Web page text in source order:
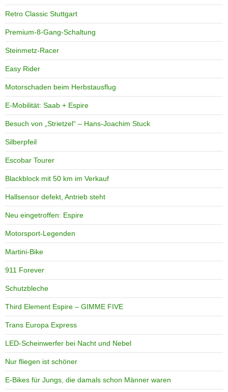
Retro Classic Stuttgart
Premium-8-Gang-Schaltung
Steinmetz-Racer
Easy Rider
Motorschaden beim Herbstausflug
E-Mobilität: Saab + Espire
Besuch von „Strietzel“ – Hans-Joachim Stuck
Silberpfeil
Escobar Tourer
Blackblock mit 50 km im Verkauf
Hallsensor defekt, Antrieb steht
Neu eingetroffen: Espire
Motorsport-Legenden
Martini-Bike
911 Forever
Schutzbleche
Third Element Espire – GIMME FIVE
Trans Europa Express
LED-Scheinwerfer bei Nacht und Nebel
Nur fliegen ist schöner
E-Bikes für Jungs, die damals schon Männer waren